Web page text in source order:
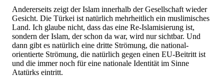
Andererseits zeigt der Islam innerhalb der Gesellschaft wieder
Gesicht. Die Türkei ist natürlich mehrheitlich ein muslimisches
Land. Ich glaube nicht, dass das eine Re-Islamisierung ist,
sondern der Islam, der schon da war, wird nur sichtbar. Und
dann gibt es natürlich eine dritte Strömung, die national-
orientierte Strömung, die natürlich gegen einen EU-Beitritt ist
und die immer noch für eine nationale Identität im Sinne
Atatürks eintritt.